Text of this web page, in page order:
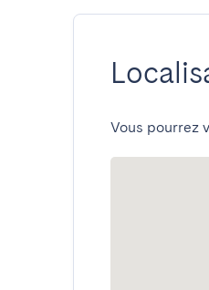
Vous pourrez